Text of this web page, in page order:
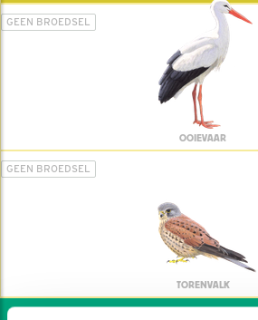
GEEN BROEDSEL
OOIEVAAR
GEEN BROEDSEL
TORENVALK